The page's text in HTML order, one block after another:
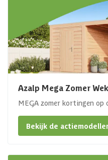
Azalp Mega Zomer
MEGA zomer kortingen op
Bekijk de